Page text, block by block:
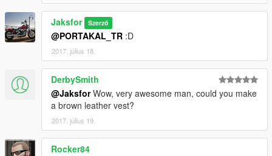
Jaksfor Szerző
@PORTAKAL_TR :D
2017. július 18.
DerbySmith
@JaksforWow, very awesome man, could you make
a brown leather vest?
2017. július 19.
Rocker84